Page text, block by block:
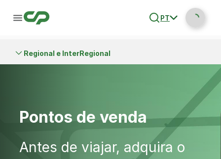
PT
Regional e InterRegional
Pontos de venda
Antes de viajar, adquira o